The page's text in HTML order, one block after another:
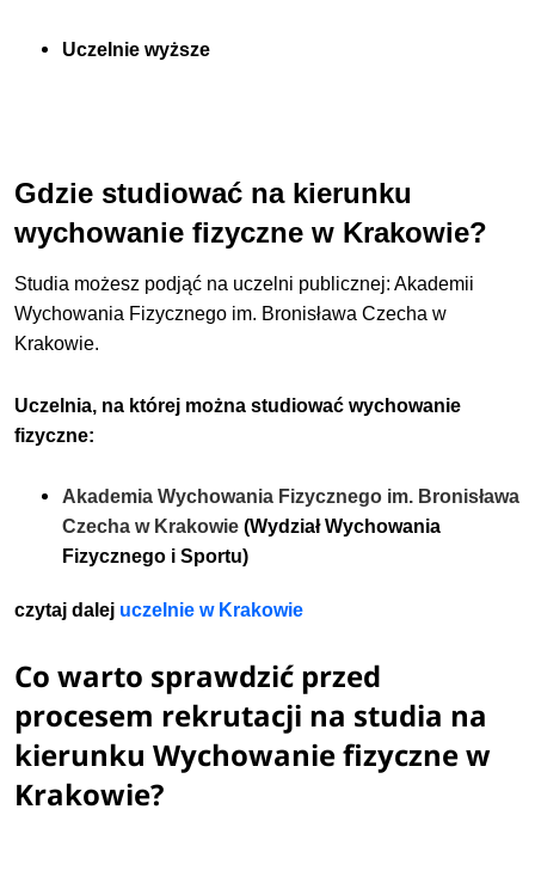
Uczelnie wyższe
Gdzie studiować na kierunku
wychowanie fizyczne w Krakowie?
Studia możesz podjąć na uczelni publicznej: Akademii
Wychowania Fizycznego im. Bronisława Czecha w
Krakowie.
Uczelnia, na której można studiować wychowanie
fizyczne:
Akademia Wychowania Fizycznego im. Bronisława
Czecha w Krakowie (Wydział Wychowania
Fizycznego i Sportu)
czytaj dalej uczelnie w Krakowie
Co warto sprawdzić przed
procesem rekrutacji na studia na
kierunku Wychowanie fizyczne w
Krakowie?